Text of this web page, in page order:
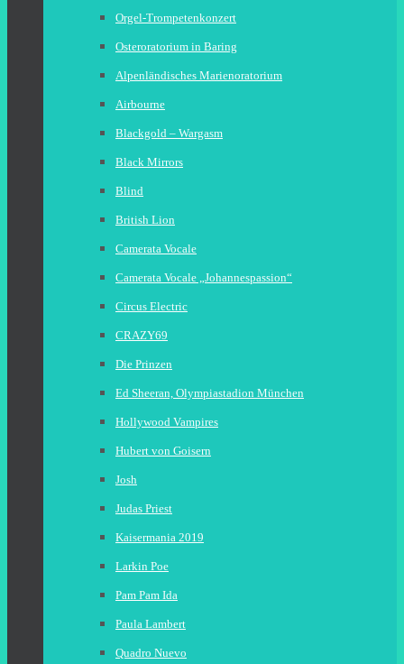
Orgel-Trompetenkonzert
Osteroratorium in Baring
Alpenländisches Marienoratorium
Airbourne
Blackgold – Wargasm
Black Mirrors
Blind
British Lion
Camerata Vocale
Camerata Vocale „Johannespassion“
Circus Electric
CRAZY69
Die Prinzen
Ed Sheeran, Olympiastadion München
Hollywood Vampires
Hubert von Goisern
Josh
Judas Priest
Kaisermania 2019
Larkin Poe
Pam Pam Ida
Paula Lambert
Quadro Nuevo